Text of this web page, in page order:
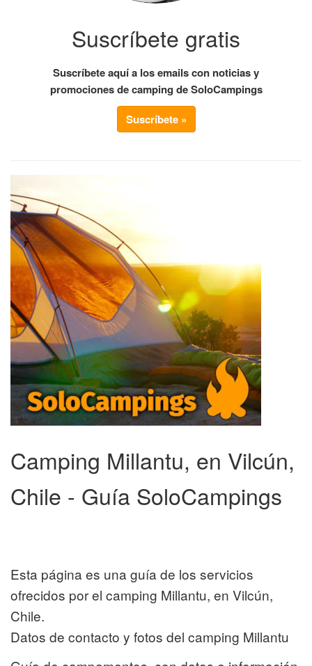
Suscríbete gratis
Suscríbete aquí a los emails con noticias y
promociones de camping de SoloCampings
Suscríbete »
Camping Millantu, en Vilcún,
Chile - Guía SoloCampings
Esta página es una guía de los servicios
ofrecidos por el camping Millantu, en Vilcún,
Chile.
Datos de contacto y fotos del camping Millantu